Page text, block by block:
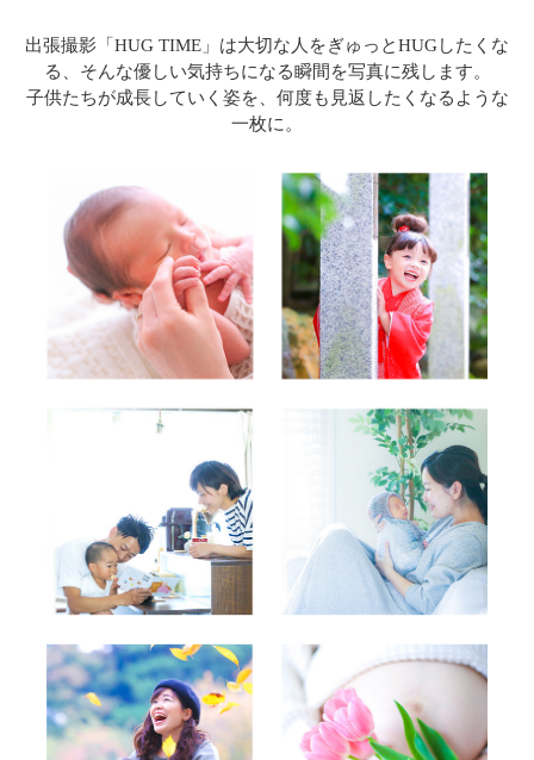
出張撮影「HUG TIME」は大切な人をぎゅっとHUGしたくな
る、そんな優しい気持ちになる瞬間を写真に残します。
子供たちが成長していく姿を、何度も見返したくなるような
一枚に。